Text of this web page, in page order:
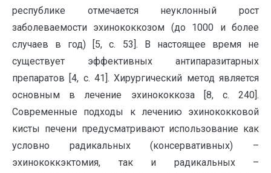
республике отмечается неуклонный рост
заболеваемости эхинококкозом (до 1000 и более
случаев в год) [5, с. 53]. В настоящее время не
существует эффективных антипаразитарных
препаратов [4, с. 41]. Хирургический метод является
основным в лечение эхинококкоза [8, с. 240].
Современные подходы к лечению эхинококковой
кисты печени предусматривают использование как
условно радикальных (консервативных) –
эхинококкэктомия, так и радикальных –